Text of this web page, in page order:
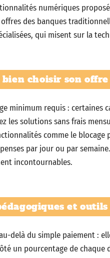
numériques
des banques
qui misent sur la
choisir son offre
minimum requis : certaines
les solutions sans frais
comme le blocage
par jour ou par
incontournables.
et outils
delà du simple paiement :
un pourcentage de chaque